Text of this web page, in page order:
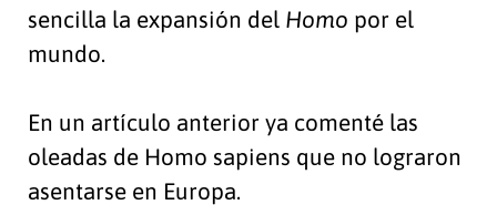
sencilla la expansión del Homo por el
mundo.
En un artículo anterior ya comenté las
oleadas de Homo sapiens que no lograron
asentarse en Europa.